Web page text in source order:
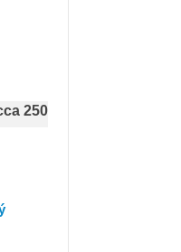
250